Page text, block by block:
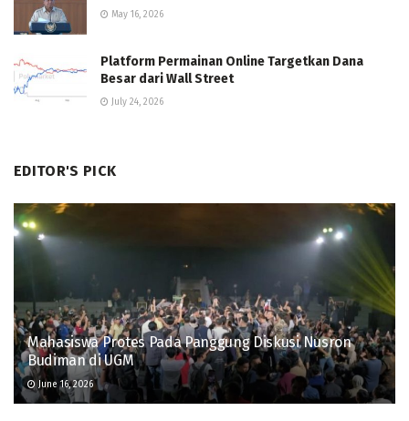
May 16, 2026
Platform Permainan Online Targetkan Dana
Besar dari Wall Street
July 24, 2026
EDITOR'S PICK
Mahasiswa Protes Pada Panggung Diskusi Nusron
Budiman di UGM
June 16, 2026